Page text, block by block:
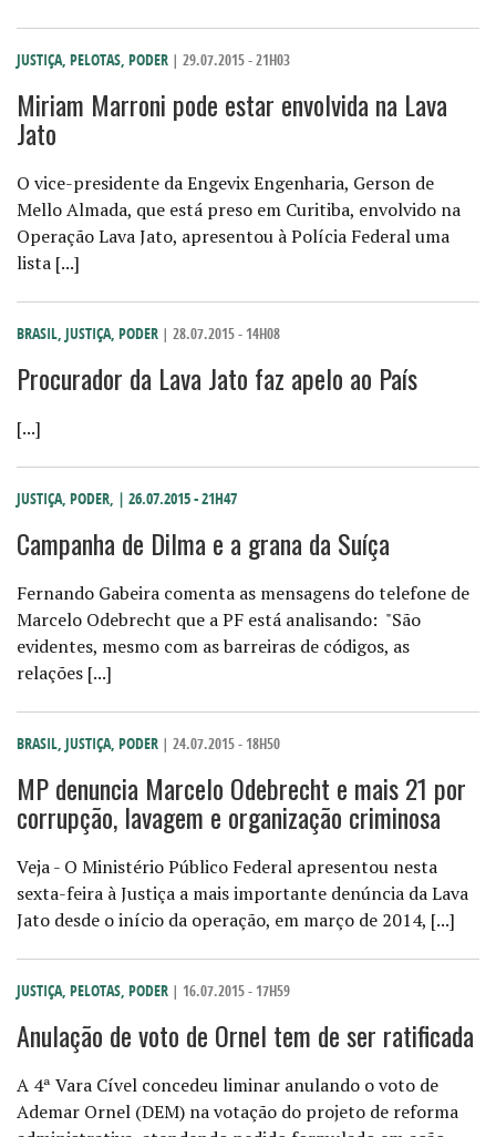
JUSTIÇA, PELOTAS, PODER | 29.07.2015 - 21H03
Miriam Marroni pode estar envolvida na Lava
Jato
O vice-presidente da Engevix Engenharia, Gerson de
Mello Almada, que está preso em Curitiba, envolvido na
Operação Lava Jato, apresentou à Polícia Federal uma
lista [...]
BRASIL, JUSTIÇA, PODER | 28.07.2015 - 14H08
Procurador da Lava Jato faz apelo ao País
[...]
JUSTIÇA, PODER, | 26.07.2015 - 21H47
Campanha de Dilma e a grana da Suíça
Fernando Gabeira comenta as mensagens do telefone de
Marcelo Odebrecht que a PF está analisando: "São
evidentes, mesmo com as barreiras de códigos, as
relações [...]
BRASIL, JUSTIÇA, PODER | 24.07.2015 - 18H50
MP denuncia Marcelo Odebrecht e mais 21 por
corrupção, lavagem e organização criminosa
Veja - O Ministério Público Federal apresentou nesta
sexta-feira à Justiça a mais importante denúncia da Lava
Jato desde o início da operação, em março de 2014, [...]
JUSTIÇA, PELOTAS, PODER | 16.07.2015 - 17H59
Anulação de voto de Ornel tem de ser ratificada
A 4ª Vara Cível concedeu liminar anulando o voto de
Ademar Ornel (DEM) na votação do projeto de reforma